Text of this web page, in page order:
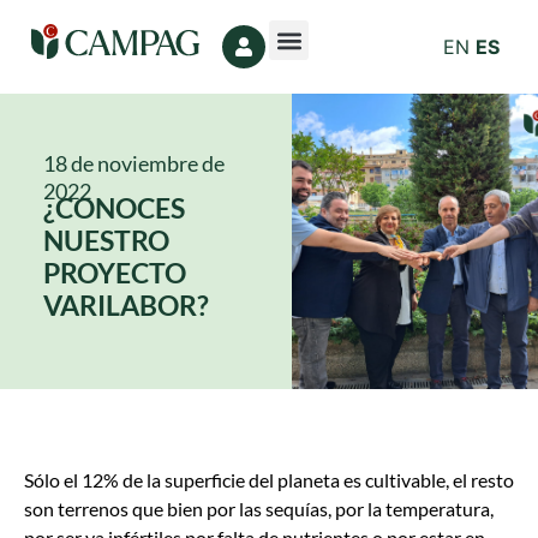
EN ES
18 de noviembre de
2022
¿CONOCES
NUESTRO
PROYECTO
VARILABOR?
Sólo el 12% de la superficie del planeta es cultivable, el resto
son terrenos que bien por las sequías, por la temperatura,